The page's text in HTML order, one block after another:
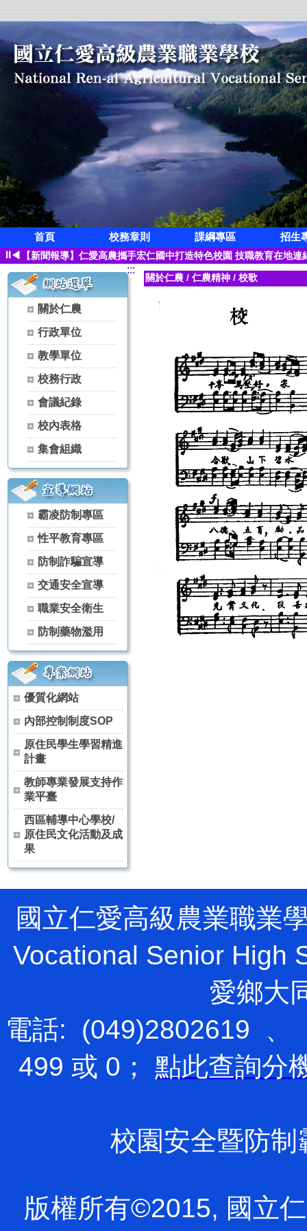
首頁 校務章則 課綱專區
招生
⏸◀
狂賀!本校觀光科應屆畢業生凌紫璇榮獲第三屆全國創意茶飲調製競
【新聞報導】仁愛高農攜手宏仁國中打造特色校園 技職教育在地連
【115學年度升學榜單】恭喜 空間測繪科 林寓桀【繁星】錄取 國
【115學年度升學榜單】恭喜 觀光事業科 凌紫璇【繁星】錄取 國
【115學年度升學榜單】恭喜 園藝科 蔡子怡【繁星】錄取 國立屏
【115學年度升學榜單】恭喜 家政科 黃芊蓓【繁星】錄取 國立屏
【115學年度升學榜單】恭喜 農場經營科 林彥丞【繁星】錄取 國
【115學年度升學榜單】恭喜 空間測繪科 楊景翔【繁星】錄取 國
【115學年度升學榜單】恭喜 森林科 谷雋瑋【繁星】錄取 弘光科
【115學年度升學榜單】恭喜 茶葉技術科 黃冠宇【繁星】錄取 宏
【115學年度升學榜單】恭喜 家政科 古羽涵【獨招】錄取 國立體
【115學年度升學榜單】恭喜 農經科 吳秉原【獨招】錄取 國立屏
【115學年度升學榜單】恭喜 農經科 林宏睿【獨招】錄取 國立暨
【115學年度升學榜單】恭喜 家政科 古羽涵【獨招】錄取 國立暨
【115學年度升學榜單】恭喜 家政科 黃芊蓓【獨招】錄取 國立暨
【115學年度升學榜單】恭喜 家政科 陳葦婕【獨招】錄取 國立暨
【115學年度升學榜單】恭喜 家政科 陳啟恒【獨招】錄取 國立暨
【115學年度升學榜單】恭喜 園藝科 李思華【獨招】錄取 國立暨
【115學年度升學榜單】恭喜 家政科 古羽涵【獨招】錄取 彰化師
【115學年度升學榜單】恭喜 家政科 潘曉婷【獨招】錄取 國立暨
【115學年度升學榜單】恭喜 家政科 羅芷晴【獨招】錄取 國立暨
【115學年度升學榜單】恭喜 茶葉技術科 林天賜【獨招】錄取 國
【115學年度升學榜單】恭喜 茶葉技術科 林天賦【獨招】錄取 國
【115學年度升學榜單】恭喜 家政科 黃芊蓓【獨招】錄取 國立臺
【115學年度升學榜單】恭喜 茶葉技術科 林天賦【獨招】錄取 國
【115學年度升學榜單】恭喜 茶葉技術科 黃冠宇【獨招】錄取 國
【115學年度升學榜單】恭喜 空間測繪科 賈芳伊【獨招】錄取 國
【115學年度升學榜單】恭喜 觀光事業科 林侑宏【甄審入學】錄取
115年全國中等學校運動會 高女組軟式網球雙打(林雨柔、陳芊羽)
狂賀～本校原舞社參加114學年度全國學生舞蹈比賽決賽 榮獲 高
狂賀～114學年度 全國農業類技藝競賽 農場經營職種 農經科 林彥
狂賀～114學年度 全國家事技藝競賽 膳食製作職種 家政科 羅芷晴
狂賀～114學年度 全國家事技藝競賽 膳食製作職種 家政科 陳葦婕
狂賀～本校原舞社 參加 114學年度全國學生舞蹈比賽南投縣初賽
狂賀～恭喜 農經科 阮卡娜、陳詠巡、馬昱仁、徐孟佐 參加2025全
狂賀～恭喜 農經科 林宏睿、林彥丞、吳秉原 參加2025興大盃全國
賀!!!農經科榮獲114年高中以下食農教育教案競賽科技樂農組佳作
賀!!!本校農經科教師團隊榮獲114年杏壇芬芳獎(團體組)
關於仁農
行政單位
教學單位
校務行政
會議紀錄
校內表格
集會組織
霸凌防制專區
性平教育專區
防制詐騙宣導
交通安全宣導
職業安全衛生
防制藥物濫用
優質化網站
內部控制制度SOP
原住民學生學習精進
計畫
教師專業發展支持作
業平臺
西區輔導中心學校/
原住民文化活動及成
果
:::
關於仁農 / 仁農精神 / 校歌
國立仁愛高級農業職業
Vocational Senior
愛鄉大
電話: (049)2802619
499 或 0； 點此查詢分
校園安全暨防
版權所有©2015, 國立